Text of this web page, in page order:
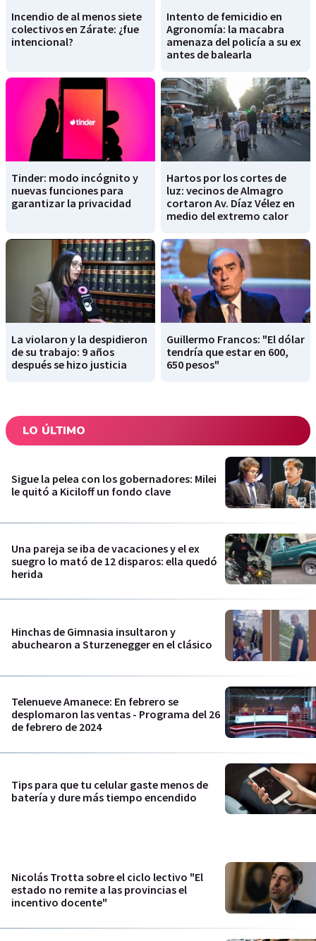
Incendio de al menos siete
colectivos en Zárate: ¿fue
intencional?
Intento de femicidio en
Agronomía: la macabra
amenaza del policía a su ex
antes de balearla
Tinder: modo incógnito y
nuevas funciones para
garantizar la privacidad
Hartos por los cortes de
luz: vecinos de Almagro
cortaron Av. Díaz Vélez en
medio del extremo calor
La violaron y la despidieron
de su trabajo: 9 años
después se hizo justicia
Guillermo Francos: "El dólar
tendría que estar en 600,
650 pesos"
LO ÚLTIMO
Sigue la pelea con los gobernadores: Milei
le quitó a Kiciloff un fondo clave
Una pareja se iba de vacaciones y el ex
suegro lo mató de 12 disparos: ella quedó
herida
Hinchas de Gimnasia insultaron y
abuchearon a Sturzenegger en el clásico
Telenueve Amanece: En febrero se
desplomaron las ventas - Programa del 26
de febrero de 2024
Tips para que tu celular gaste menos de
batería y dure más tiempo encendido
Nicolás Trotta sobre el ciclo lectivo "El
estado no remite a las provincias el
incentivo docente"